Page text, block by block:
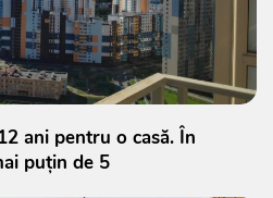
ani pentru o casă. În
puțin de 5